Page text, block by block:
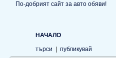
По-добрият сайт за авто обяви!
НАЧАЛО
търси
публикувай